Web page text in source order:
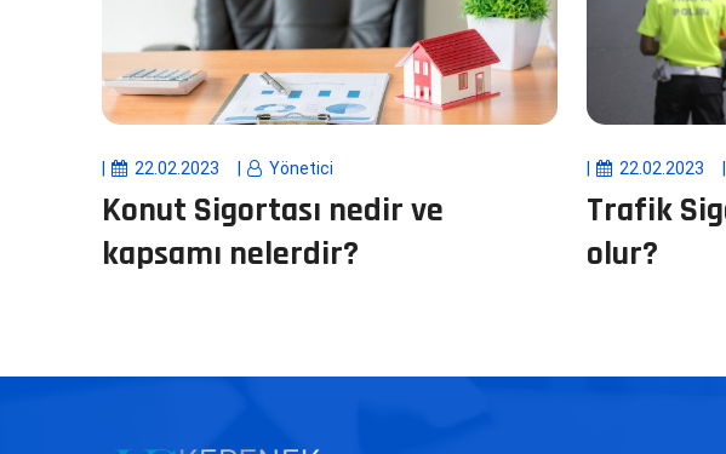
22.02.2023 Yönetici
Konut Sigortası nedir ve
kapsamı nelerdir?
22.02.2023
Trafik
olur?